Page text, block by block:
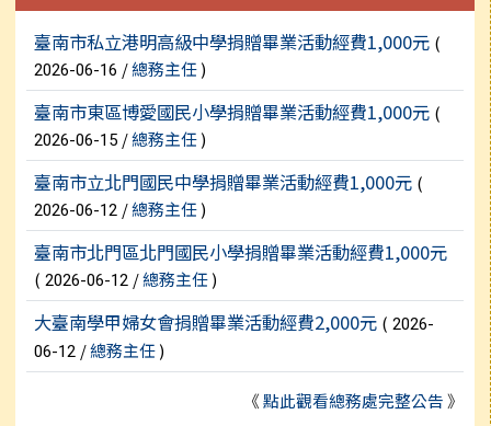
新聞列表
臺南市私立港明高級中學捐贈畢業活動經費1,000元 (
2026-06-16 /總務主任)
臺南市東區博愛國民小學捐贈畢業活動經費1,000元 (
2026-06-15 /總務主任)
臺南市立北門國民中學捐贈畢業活動經費1,000元 (
2026-06-12 /總務主任)
臺南市北門區北門國民小學捐贈畢業活動經費1,000元
( 2026-06-12 /總務主任)
大臺南學甲婦女會捐贈畢業活動經費2,000元 ( 2026-
06-12 /總務主任)
《點此觀看總務處完整公告》